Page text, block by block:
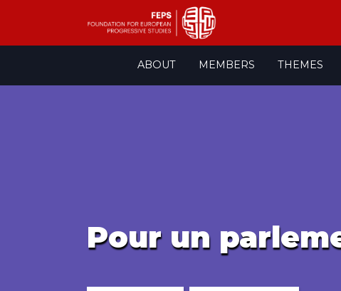
ABOUT MEMBERS THEMES
Pour un